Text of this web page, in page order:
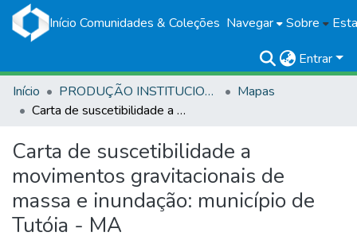
Início Comunidades & Coleções Navegar Sobre
Entrar
Início
PRODUÇÃO INSTITUCIONAL
Mapas
Carta de suscetibilidade a movimentos gravitacionais de massa e inundação: município de Tutóia - MA
Carta de suscetibilidade a
movimentos gravitacionais de
massa e inundação: município de
Tutóia - MA